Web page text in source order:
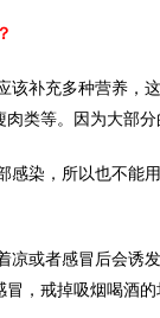
该补充多种营养，
类等。因为大部
感染，所以也不能
凉或者感冒后会诱
，戒掉吸烟喝酒